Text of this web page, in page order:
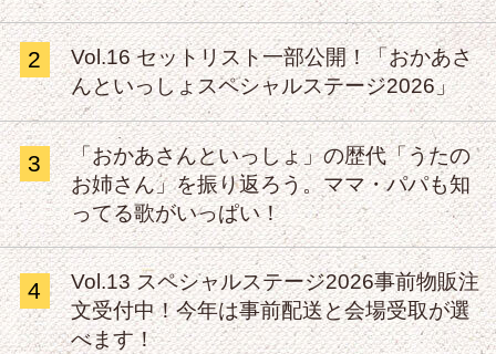
2
Vol.16 セットリスト一部公開！「おかあさ
んといっしょスペシャルステージ2026」
3
「おかあさんといっしょ」の歴代「うたの
お姉さん」を振り返ろう。ママ・パパも知
ってる歌がいっぱい！
4
Vol.13 スペシャルステージ2026事前物販注
文受付中！今年は事前配送と会場受取が選
べます！